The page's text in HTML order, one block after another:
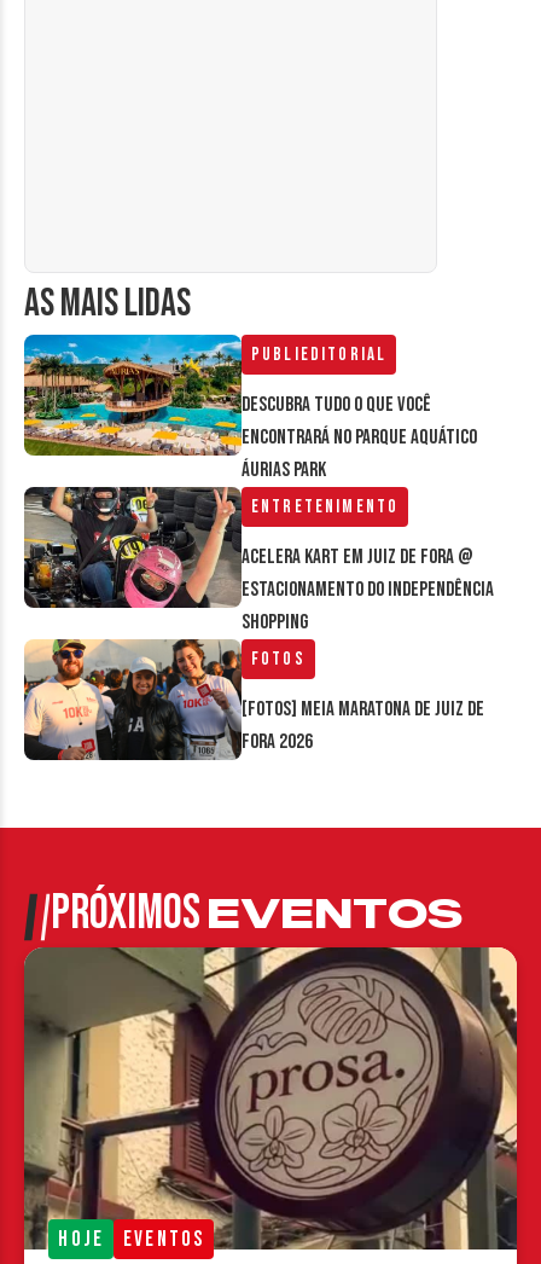
AS MAIS LIDAS
Publieditorial
Descubra tudo o que você
encontrará no parque aquático
Áurias Park
Entretenimento
Acelera Kart em Juiz de Fora @
estacionamento do Independência
Shopping
Fotos
[FOTOS] Meia Maratona de Juiz de
Fora 2026
PRÓXIMOSEVENTOS
HOJE EVENTOS